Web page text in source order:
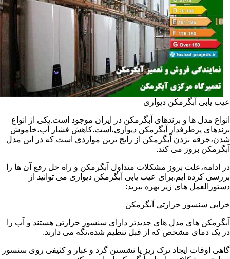
عیب یابی آبگرمکن دیواری
انواع مدل ها و برندهای آبگرمکن در ایران موجود است.یکی از انواع
برندهای پرطرفدار آبگرمکن دیواری،است.کاهش فشار آب،خاموش
شدن،جرقه نزدن آبگرمکن از رایج ترین مواردی است که در این مدل
آبگرمکن بروز می کند.
در ادامه،علت بروز مشکلات متداول آبگرمکن و راه حل رفع آن ها را
بررسی کرده ایم.برای عیب یابی آبگرمکن دیواری می توانید از
دستورالعمل های زیر بهره ببرید:
خرابی سنسور حرارتی آبگرمکن
آبگرمکن های مدل های جدیدتر دارای سنسور حرارتی هستند و آب را
در یک دمای مشخص که از قبل تنظیم شده،نگه می دارند.
گاهی اوقات ایجاد ترک ریز یا نشستن گرد و غبار و کثیفی روی سنسور